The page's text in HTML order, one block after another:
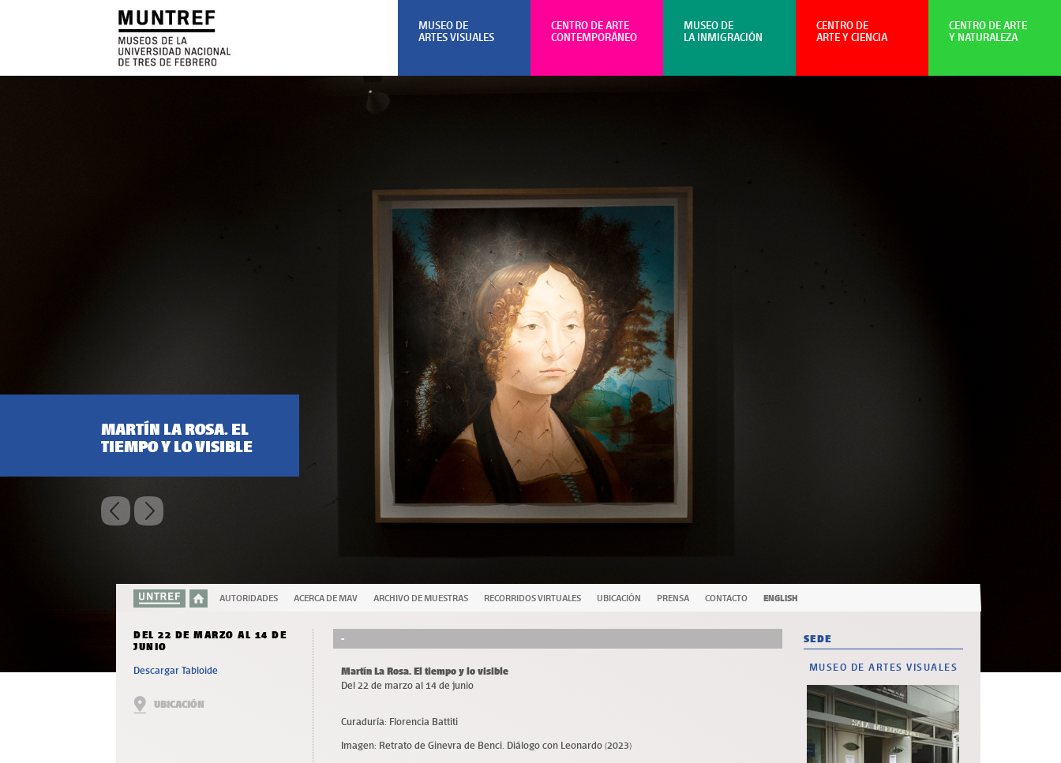
MARTÍN LA ROSA. EL
TIEMPO Y LO VISIBLE
AUTORIDADES ACERCA DE MAV ARCHIVO DE MUESTRAS RECORRIDOS VIRTUALES UBICACIÓN PRENSA CONTACTO ENGLISH
DEL 22 DE MARZO AL 14 DE
JUNIO
Descargar Tabloide
UBICACIÓN
-
Martín La Rosa. El tiempo y lo visible
Del 22 de marzo al 14 de junio
Curaduría: Florencia Battiti
Imagen: Retrato de Ginevra de Benci. Diálogo con Leonardo (2023)
SEDE
MUSEO DE ARTES VISUALES
CENTRO DE ARTE
Y NATURALEZA
CENTRO DE
ARTE Y CIENCIA
MUSEO DE
LA INMIGRACIÓN
CENTRO DE ARTE
CONTEMPORÁNEO
MUSEO DE
ARTES VISUALES